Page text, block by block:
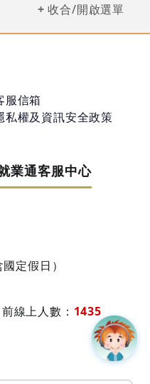
收合/開啟選單
服信箱
私權及資訊安全政策
業通客服中心
定假日）
線上人數： 1435